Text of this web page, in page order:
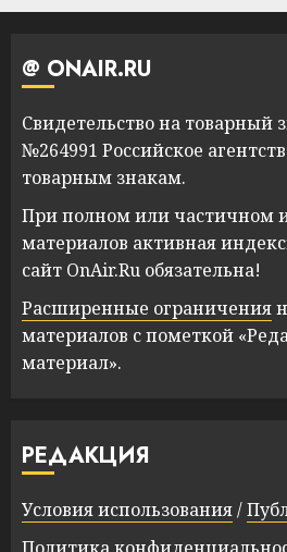
@ ONAIR.RU
Свидетельство на товарный
№264991 Российское
товарным знакам.
При полном или частичном
материалов активная
сайт OnAir.Ru обязательна!
Расширенные ограничения
материалов с пометкой
материал».
РЕДАКЦИЯ
Условия использования/